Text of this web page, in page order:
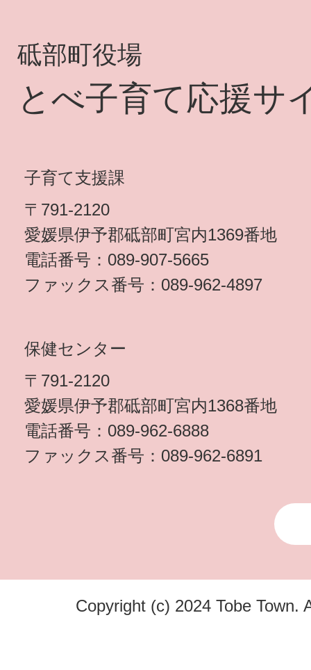
砥部町役場
とべ子育て応援サ
子育て支援課
〒791-2120
愛媛県伊予郡砥部町宮内1369番地
電話番号：089-907-5665
ファックス番号：089-962-4897
保健センター
〒791-2120
愛媛県伊予郡砥部町宮内1368番地
電話番号：089-962-6888
ファックス番号：089-962-6891
Copyright (c) 2024 Tobe Town.